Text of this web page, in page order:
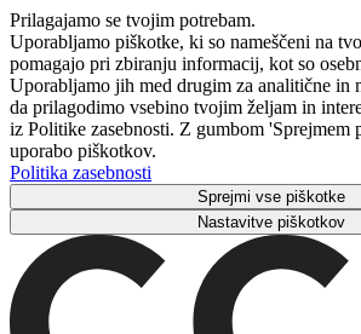
Prilagajamo se tvojim potrebam.
Uporabljamo piškotke, ki so nameščeni na
pomagajo pri zbiranju informacij, kot so
Uporabljamo jih med drugim za analitične in
da prilagodimo vsebino tvojim željam in
iz Politike zasebnosti. Z gumbom 'Sprejmem
uporabo piškotkov.
Politika zasebnosti
Sprejmi vse piškotke
Nastavitve piškotkov